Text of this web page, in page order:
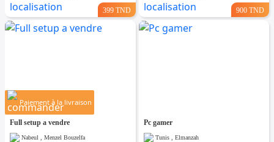
399 TND 900 TND
Paiement à la livraison
Full setup a vendre
Nabeul , Menzel Bouzelfa
Pc gamer
Tunis , Elmanzah